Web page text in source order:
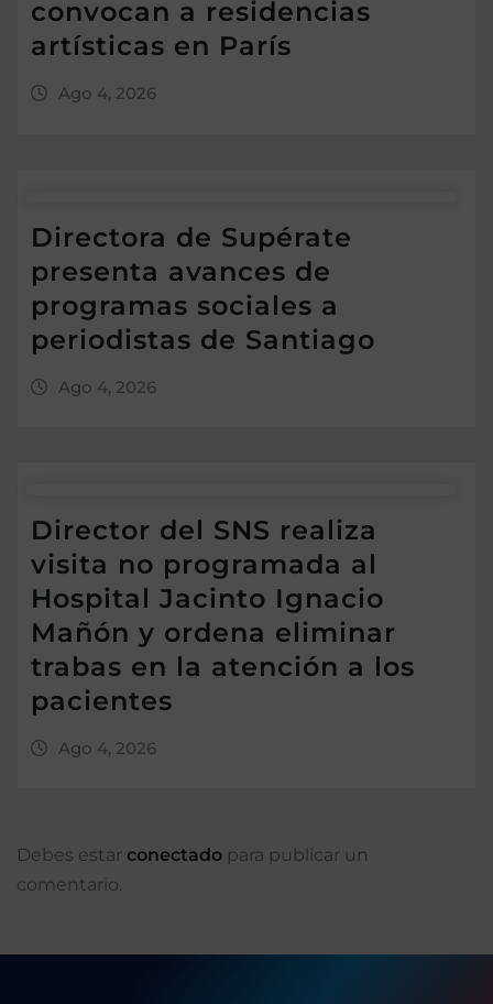
convocan a residencias
artísticas en París
Ago 4, 2026
Directora de Supérate
presenta avances de
programas sociales a
periodistas de Santiago
Ago 4, 2026
Director del SNS realiza
visita no programada al
Hospital Jacinto Ignacio
Mañón y ordena eliminar
trabas en la atención a los
pacientes
Ago 4, 2026
Debes estar conectado para publicar un
comentario.